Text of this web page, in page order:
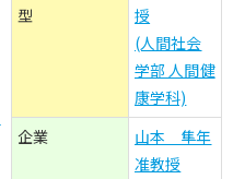
型
授
(人間社会
学部 人間健
康学科)
企業
山本 隼年
准教授